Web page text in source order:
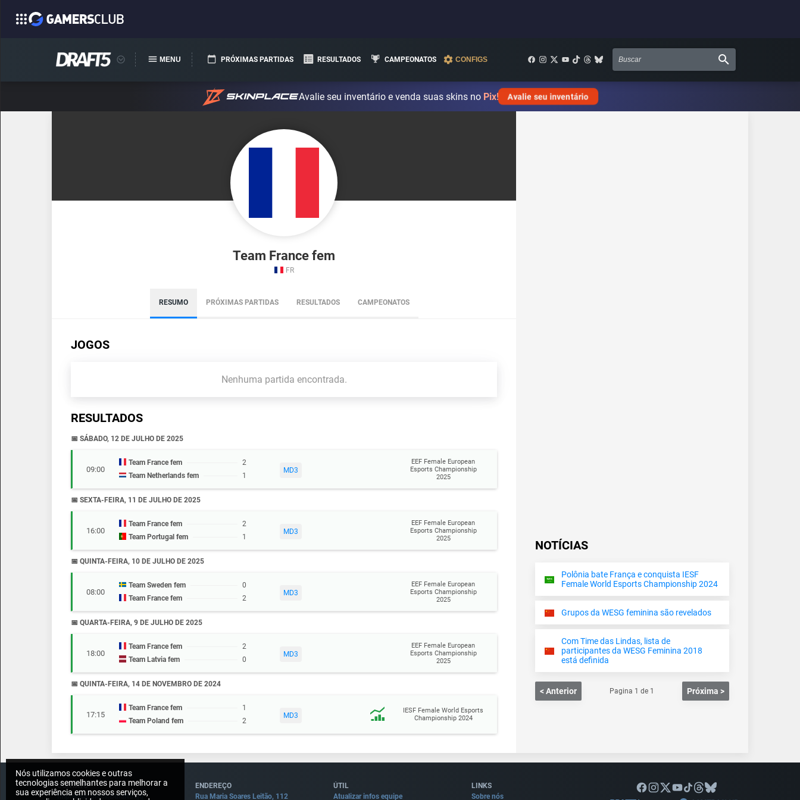
MENU PRÓXIMAS PARTIDAS RESULTADOS CAMPEONATOS CONFIGS
Avalie seu inventário e venda suas skins no Pix! Avalie seu inventário
Nós utilizamos cookies e outras
tecnologias semelhantes para melhorar a
sua experiência em nossos serviços,
Team France fem
FR
RESUMO PRÓXIMAS PARTIDAS RESULTADOS CAMPEONATOS
JOGOS
Nenhuma partida encontrada.
RESULTADOS
📅 SÁBADO, 12 DE JULHO DE 2025
09:00
Team France fem
2
Team Netherlands fem
1
MD3
EEF Female European
Esports Championship
2025
📅 SEXTA-FEIRA, 11 DE JULHO DE 2025
16:00
Team France fem
2
Team Portugal fem
1
MD3
EEF Female European
Esports Championship
2025
📅 QUINTA-FEIRA, 10 DE JULHO DE 2025
08:00
Team Sweden fem
0
Team France fem
2
MD3
EEF Female European
Esports Championship
2025
📅 QUARTA-FEIRA, 9 DE JULHO DE 2025
18:00
Team France fem
2
Team Latvia fem
0
MD3
EEF Female European
Esports Championship
2025
📅 QUINTA-FEIRA, 14 DE NOVEMBRO DE 2024
17:15
Team France fem
1
Team Poland fem
2
MD3
IESF Female World Esports
Championship 2024
NOTÍCIAS
Polônia bate França e conquista IESF
Female World Esports Championship 2024
Grupos da WESG feminina são revelados
Com Time das Lindas, lista de
participantes da WESG Feminina 2018
está definida
< Anterior Pagina 1 de 1 Próxima >
CONTATO
Imprensa: press@draft5.gg
ENDEREÇO
Rua Maria Soares Leitão, 112
ÚTIL
Atualizar infos equipe
LINKS
Sobre nós